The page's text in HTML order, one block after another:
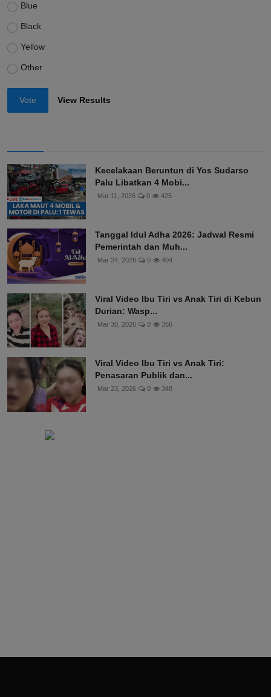
Blue
Black
Yellow
Other
Vote View Results
Kecelakaan Beruntun di Yos Sudarso
Palu Libatkan 4 Mobi...
Mar 11, 2026 0 425
Tanggal Idul Adha 2026: Jadwal Resmi
Pemerintah dan Muh...
Mar 24, 2026 0 404
Viral Video Ibu Tiri vs Anak Tiri di Kebun
Durian: Wasp...
Mar 30, 2026 0 356
Viral Video Ibu Tiri vs Anak Tiri:
Penasaran Publik dan...
Mar 23, 2026 0 348